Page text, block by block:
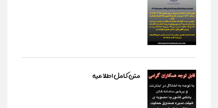
متن کامل اطلاعیه